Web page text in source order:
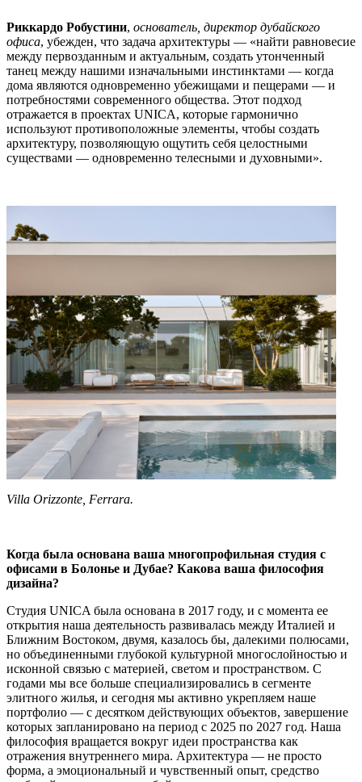
Риккардо Робустини, основатель, директор дубайского
офиса, убежден, что задача архитектуры — «найти равновесие
между первозданным и актуальным, создать утонченный
танец между нашими изначальными инстинктами — когда
дома являются одновременно убежищами и пещерами — и
потребностями современного общества. Этот подход
отражается в проектах UNICA, которые гармонично
используют противоположные элементы, чтобы создать
архитектуру, позволяющую ощутить себя целостными
существами — одновременно телесными и духовными».
Villa Orizzonte, Ferrara.
Когда была основана ваша многопрофильная студия с
офисами в Болонье и Дубае? Какова ваша философия
дизайна?
Студия UNICA была основана в 2017 году, и с момента ее
открытия наша деятельность развивалась между Италией и
Ближним Востоком, двумя, казалось бы, далекими полюсами,
но объединенными глубокой культурной многослойностью и
исконной связью с материей, светом и пространством. С
годами мы все больше специализировались в сегменте
элитного жилья, и сегодня мы активно укрепляем наше
портфолио — с десятком действующих объектов, завершение
которых запланировано на период с 2025 по 2027 год. Наша
философия вращается вокруг идеи пространства как
отражения внутреннего мира. Архитектура — не просто
форма, а эмоциональный и чувственный опыт, средство